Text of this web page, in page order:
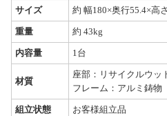
サイズ 約 幅180×奥行55.4×高
重量 約 43kg
内容量 1台
材質
座部：リサイクルウッ
フレーム：アルミ鋳物
組立状態 お客様組立品